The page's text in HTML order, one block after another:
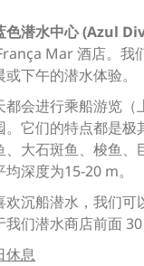
色潜水中心 (Azul
Mar 酒店。我
下午的潜水体验。
都会进行乘船游览（
。它们的特点都是
、大石斑鱼、梭鱼
深度为15-20 m。
欢沉船潜水，我们
我们潜水商店前面
休息